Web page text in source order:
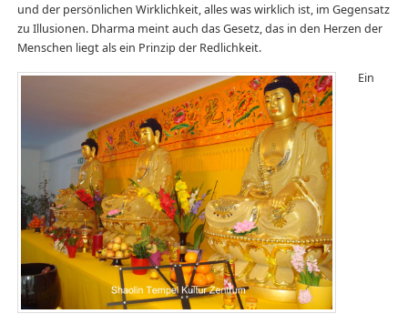
und der persönlichen Wirklichkeit, alles was wirklich ist, im Gegensatz
zu Illusionen. Dharma meint auch das Gesetz, das in den Herzen der
Menschen liegt als ein Prinzip der Redlichkeit.
Ein